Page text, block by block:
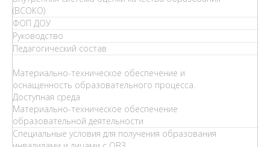
(ВСОКО)
ФОП ДОУ
Руководство
Педагогический состав
Материально-техническое обеспечение и
оснащенность образовательного процесса.
Доступная среда
Материально-техническое обеспечение
образовательной деятельности
Специальные условия для получения образования